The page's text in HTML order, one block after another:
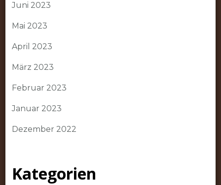
Juni 2023
Mai 2023
April 2023
März 2023
Februar 2023
Januar 2023
Dezember 2022
Kategorien